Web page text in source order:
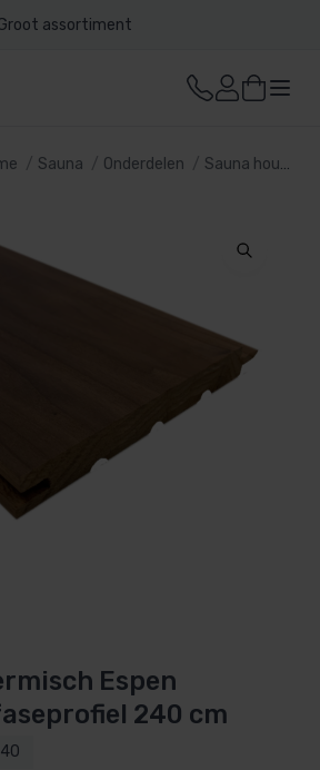
assortiment
Sauna Onderdelen Sauna hout
Espen
240 cm